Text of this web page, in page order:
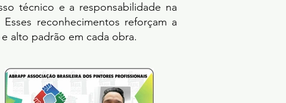
técnico e a responsabilidade na
Esses reconhecimentos reforçam a
alto padrão em cada obra.